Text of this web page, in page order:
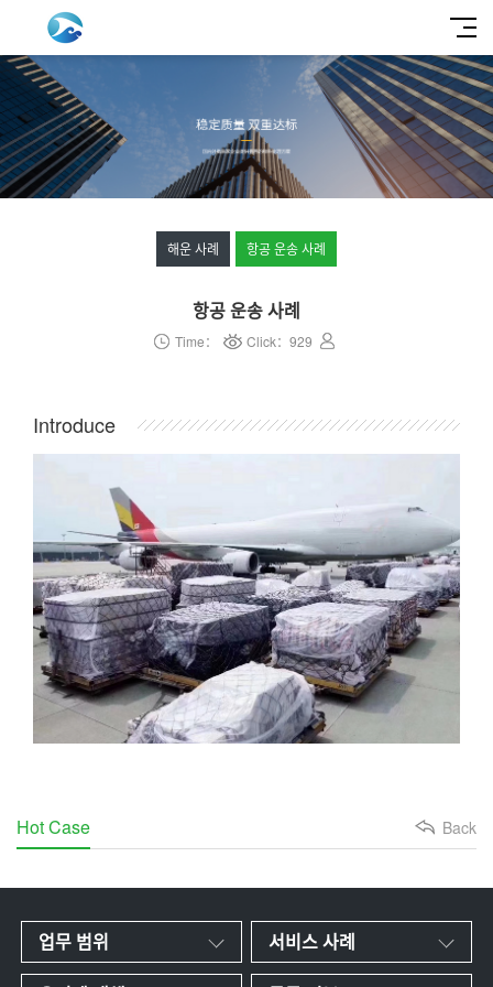
해운 사례 항공 운송 사례
항공 운송 사례
Time： Click： 929
Introduce
Back
Hot Case
업무 범위 서비스 사례